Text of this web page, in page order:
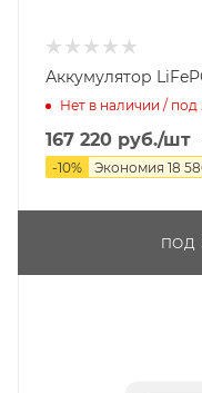
Аккумулятор
Нет в наличии / под
167 220 руб./шт
-10% Экономия 18
ПОД